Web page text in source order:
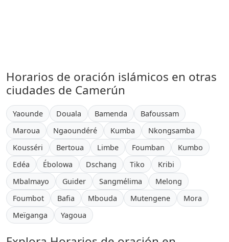
Horarios de oración islámicos en otras
ciudades de Camerún
Yaounde Douala Bamenda
Bafoussam
Maroua
Ngaoundéré Kumba
Nkongsamba
Kousséri
Bertoua Limbe Foumban
Kumbo
Edéa
Ébolowa Dschang Tiko
Kribi
Mbalmayo
Guider Sangmélima
Melong
Foumbot
Bafia Mbouda Mutengene
Mora
Meïganga
Yagoua